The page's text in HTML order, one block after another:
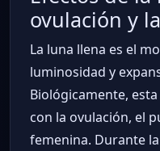
ovulación y
La luna llena es el
luminosidad y
Biológicamente,
con la ovulación, el
femenina. Durante